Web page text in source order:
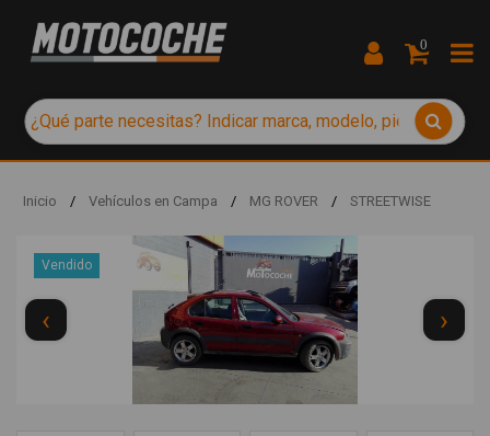
0
Inicio / Vehículos en Campa / MG ROVER / STREETWISE
Vendido
‹ ›